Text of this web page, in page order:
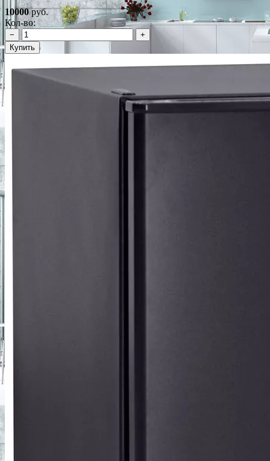
10000руб.
Кол-во:
−
+
Купить